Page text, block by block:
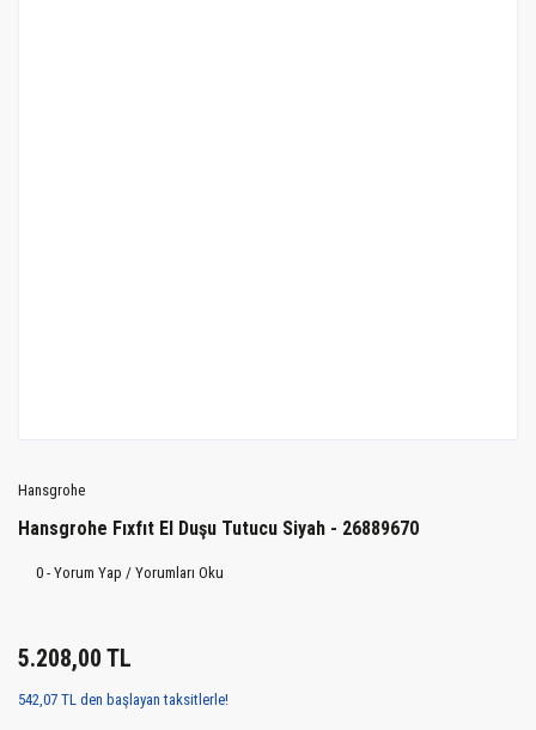
Hansgrohe
Hansgrohe Fıxfıt El Duşu Tutucu Siyah - 26889670
0 - Yorum Yap / Yorumları Oku
5.208,00 TL
542,07 TL den başlayan taksitlerle!